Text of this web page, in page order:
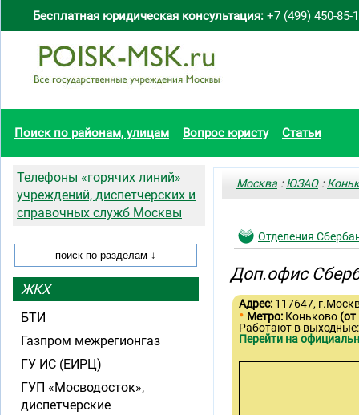
Бесплатная юридическая консультация: +7 (499) 450-85-
Поиск по районам, улицам Вопрос юристу Статьи
Москва :ЮЗАО:
Отделения
Доп.офис
Адрес: 117647,
• Метро: Коньково
Работают в
Перейти на
Телефоны «горячих линий»
учреждений, диспетчерских и
справочных служб Москвы
ЖКХ
БТИ
Газпром межрегионгаз
ГУ ИС (ЕИРЦ)
ГУП «Мосводосток»,
диспетчерские